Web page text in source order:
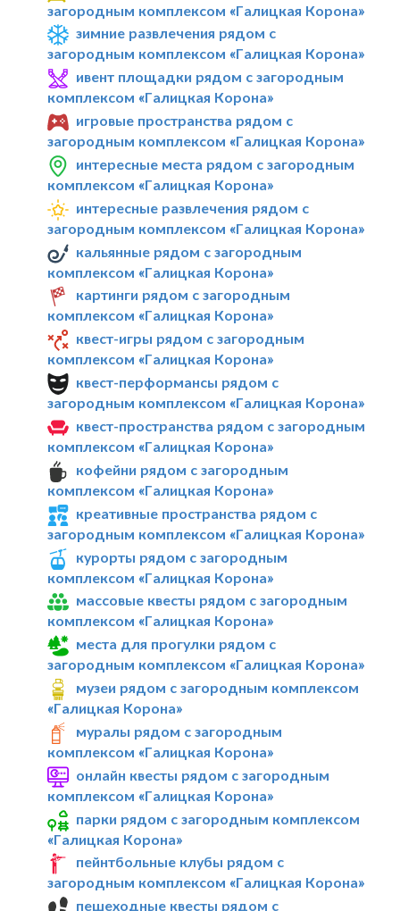
загородным комплексом «Галицкая Корона»
зимние развлечения рядом с
загородным комплексом «Галицкая Корона»
ивент площадки рядом с загородным
комплексом «Галицкая Корона»
игровые пространства рядом с
загородным комплексом «Галицкая Корона»
интересные места рядом с загородным
комплексом «Галицкая Корона»
интересные развлечения рядом с
загородным комплексом «Галицкая Корона»
кальянные рядом с загородным
комплексом «Галицкая Корона»
картинги рядом с загородным
комплексом «Галицкая Корона»
квест-игры рядом с загородным
комплексом «Галицкая Корона»
квест-перформансы рядом с
загородным комплексом «Галицкая Корона»
квест-пространства рядом с загородным
комплексом «Галицкая Корона»
кофейни рядом с загородным
комплексом «Галицкая Корона»
креативные пространства рядом с
загородным комплексом «Галицкая Корона»
курорты рядом с загородным
комплексом «Галицкая Корона»
массовые квесты рядом с загородным
комплексом «Галицкая Корона»
места для прогулки рядом с
загородным комплексом «Галицкая Корона»
музеи рядом с загородным комплексом
«Галицкая Корона»
муралы рядом с загородным
комплексом «Галицкая Корона»
онлайн квесты рядом с загородным
комплексом «Галицкая Корона»
парки рядом с загородным комплексом
«Галицкая Корона»
пейнтбольные клубы рядом с
загородным комплексом «Галицкая Корона»
пешеходные квесты рядом с